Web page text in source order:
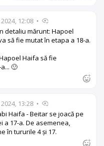
12:08 •
detaliu mărunt: Hapoel
să fie mutat în etapa a 18-a.
Haifa să fie
🙂
13:28 •
Haifa - Beitar se joacă pe
a 17-a. De asemenea,
în tururile 4 și 17.